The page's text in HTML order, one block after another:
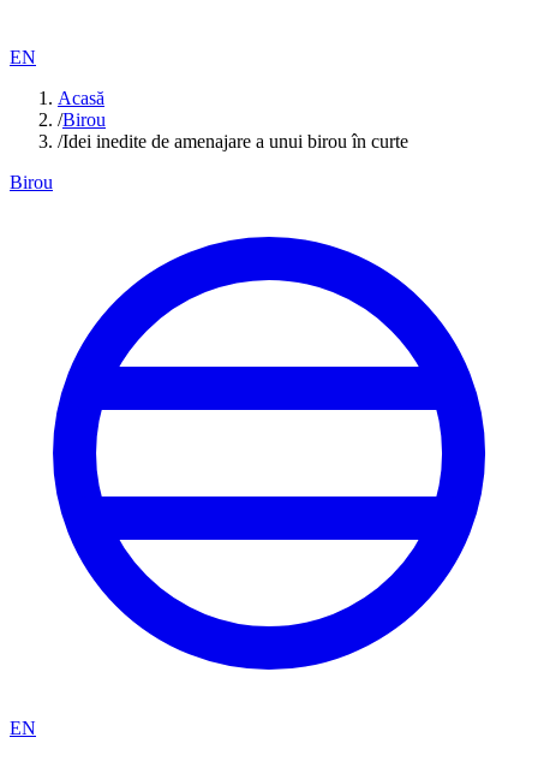
EN
Acasă
/Birou
/Idei inedite de amenajare a unui birou în curte
Birou
EN